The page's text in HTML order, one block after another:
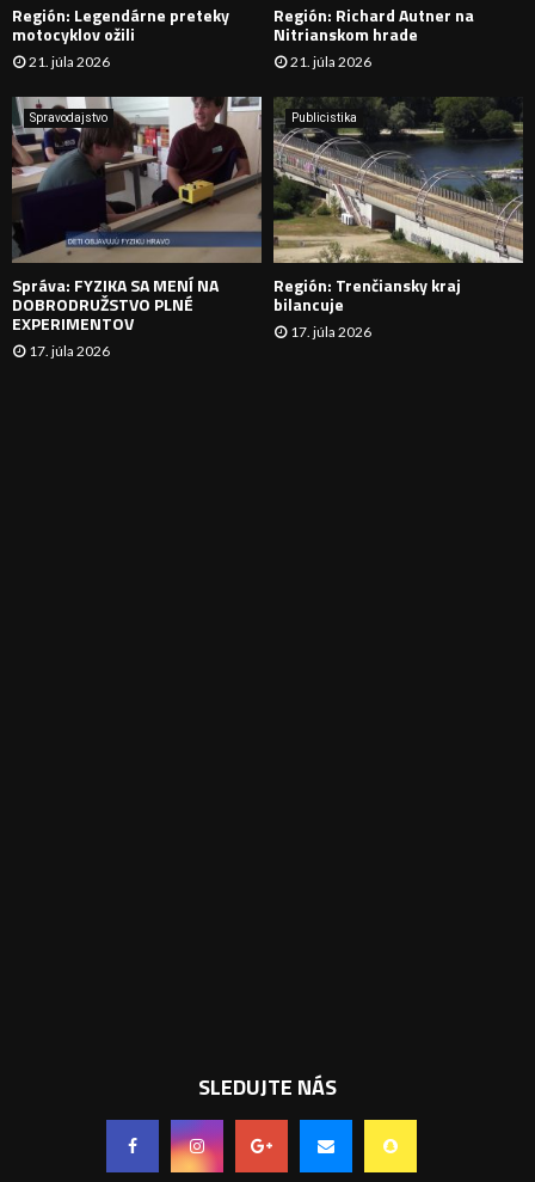
A
N
I
E
Región: Legendárne preteky
motocyklov ožili
21. júla 2026
Región: Richard Autner na
Nitrianskom hrade
21. júla 2026
Spravodajstvo
Správa: FYZIKA SA MENÍ NA
DOBRODRUŽSTVO PLNÉ
EXPERIMENTOV
17. júla 2026
Publicistika
Región: Trenčiansky kraj
bilancuje
17. júla 2026
SLEDUJTE NÁS